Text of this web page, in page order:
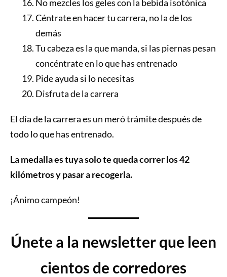
No mezcles los geles con la bebida isotónica
Céntrate en hacer tu carrera, no la de los
demás
Tu cabeza es la que manda, si las piernas pesan
concéntrate en lo que has entrenado
Pide ayuda si lo necesitas
Disfruta de la carrera
El día de la carrera es un meró trámite después de
todo lo que has entrenado.
La medalla es tuya solo te queda correr los 42
kilómetros y pasar a recogerla.
¡Ánimo campeón!
Únete a la newsletter que leen
cientos de corredores